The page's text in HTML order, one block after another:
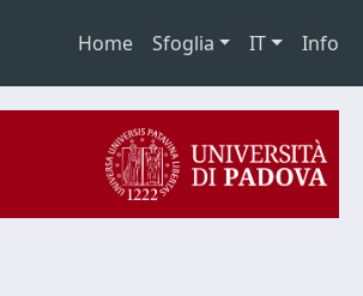
Home Sfoglia IT Info